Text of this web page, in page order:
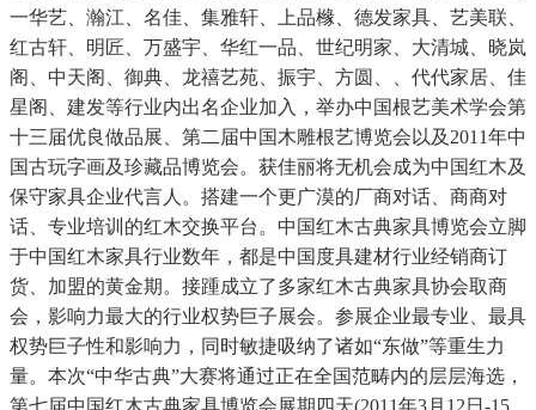
一华艺、瀚江、名佳、集雅轩、上品橼、德发家具、艺美联、
红古轩、明匠、万盛宇、华红一品、世纪明家、大清城、晓岚
阁、中天阁、御典、龙禧艺苑、振宇、方圆、、代代家居、佳
星阁、建发等行业内出名企业加入，举办中国根艺美术学会第
十三届优良做品展、第二届中国木雕根艺博览会以及2011年中
国古玩字画及珍藏品博览会。获佳丽将无机会成为中国红木及
保守家具企业代言人。搭建一个更广漠的厂商对话、商商对
话、专业培训的红木交换平台。中国红木古典家具博览会立脚
于中国红木家具行业数年，都是中国度具建材行业经销商订
货、加盟的黄金期。接踵成立了多家红木古典家具协会取商
会，影响力最大的行业权势巨子展会。参展企业最专业、最具
权势巨子性和影响力，同时敏捷吸纳了诸如“东做”等重生力
量。本次“中华古典”大赛将通过正在全国范畴内的层层海选，